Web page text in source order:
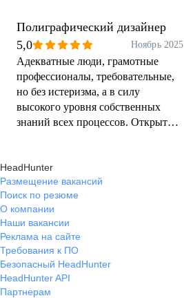
Полиграфический дизайнер
5,0
Ноябрь 2025
Адекватные люди, грамотные
профессионалы, требовательные,
но без истеризма, а в силу
высокого уровня собственных
знаний всех процессов. Открыты
понять жизненные ситуации (но
не наглейте)). Для человека с
опытом по верстке и препресс, а
так же печатникам - отличное
место! Все сотрудники относятся
друг к другу по семейному (во
всех смыслах) и особо
уважительно к местному коту
Василию. Офис с основным цехом
HeadHunter
Размещение вакансий
Поиск по резюме
О компании
Наши вакансии
Реклама на сайте
Требования к ПО
Безопасный HeadHunter
HeadHunter API
Партнерам